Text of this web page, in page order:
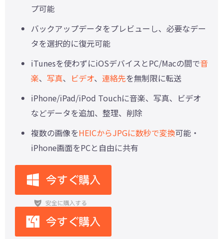
プ可能
バックアップデータをプレビューし、必要なデー
タを選択的に復元可能
iTunesを使わずにiOSデバイスとPC/Macの間で音
楽、 写真、 ビデオ、 連絡先を無制限に転送
iPhone/iPad/iPod Touchに音楽、写真、ビデオ
などデータを追加、整理、削除
複数の画像をHEICからJPGに数秒で変換可能・
iPhone画面をPCと自由に共有